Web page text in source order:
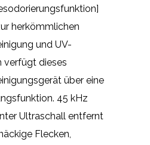
herkömmlichen
und UV-
verfügt dieses
über eine
45 kHz
Ultraschall entfernt
Flecken,